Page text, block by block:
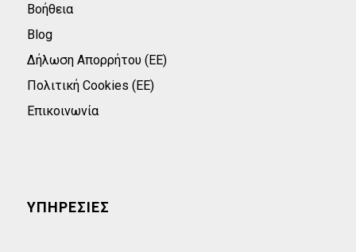
Βοήθεια
Blog
Δήλωση Απορρήτου (ΕΕ)
Πολιτική Cookies (ΕΕ)
Επικοινωνία
ΥΠΗΡΕΣΙΕΣ